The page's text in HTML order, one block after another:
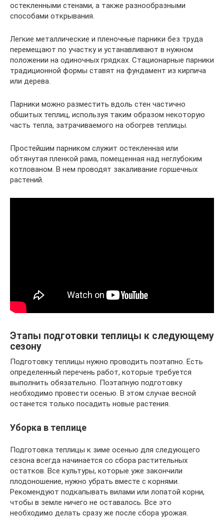
остекленными стенами, а также разнообразными
способами открывания.
Легкие металлические и пленочные парники без труда
перемещают по участку и устанавливают в нужном
положении на одиночных грядках. Стационарные парники
традиционной формы ставят на фундамент из кирпича
или дерева.
Парники можно разместить вдоль стен частично
обшитых теплиц, используя таким образом некоторую
часть тепла, затрачиваемого на обогрев теплицы.
Простейшим парником служит остекленная или
обтянутая пленкой рама, помещенная над неглубоким
котлованом. В нем проводят закаливание горшечных
растений.
Этапы подготовки теплицы к следующему
сезону
Подготовку теплицы нужно проводить поэтапно. Есть
определенный перечень работ, которые требуется
выполнить обязательно. Поэтапную подготовку
необходимо провести осенью. В этом случае весной
останется только посадить новые растения.
Уборка в теплице
Подготовка теплицы к зиме осенью для следующего
сезона всегда начинается со сбора растительных
остатков. Все культуры, которые уже закончили
плодоношение, нужно убрать вместе с корнями.
Рекомендуют подкапывать вилами или лопатой корни,
чтобы в земле ничего не оставалось. Все это
необходимо делать сразу же после сбора урожая.